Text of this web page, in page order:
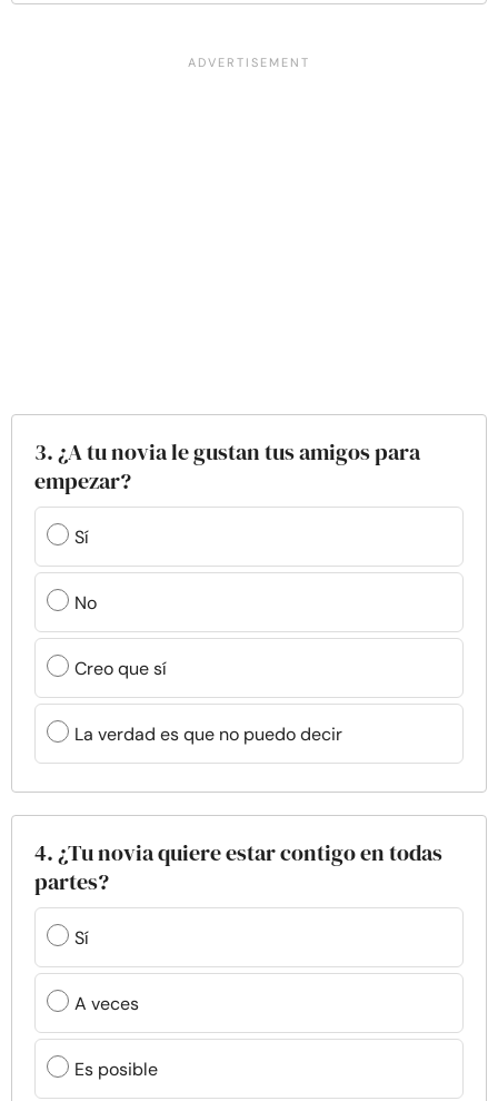
3. ¿A tu novia le gustan tus amigos para
empezar?
Sí
No
Creo que sí
La verdad es que no puedo decir
4. ¿Tu novia quiere estar contigo en todas
partes?
Sí
A veces
Es posible